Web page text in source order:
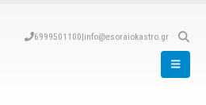
6999501100|info@esoraiokastro.gr